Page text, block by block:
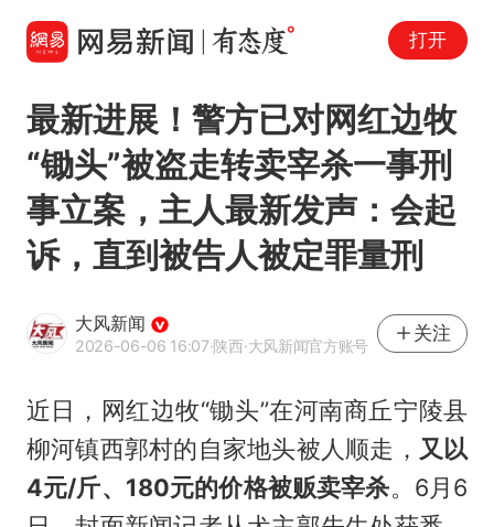
打开
最新进展！警方已对网红边牧
“锄头”被盗走转卖宰杀一事刑
事立案，主人最新发声：会起
诉，直到被告人被定罪量刑
大风新闻
2026-06-06 16:07·陕西·大风新闻官方账号
关注
近日，网红边牧“锄头”在河南商丘宁陵县
柳河镇西郭村的自家地头被人顺走， 又以
4元/斤、180元的价格被贩卖宰杀。6月6